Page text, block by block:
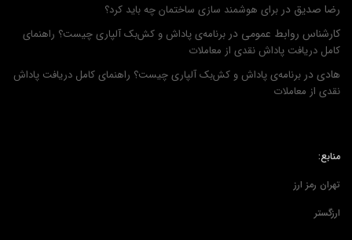
رضا صدیق در برای هوشمند سازی ساختمان چه باید کرد؟
کارشناس روابط عمومی در برنامه‌ی پاداش و کش‌بک آلپاری چیست؟ راهنمای
کامل دریافت پاداش نقدی از معاملات
هادی در برنامه‌ی پاداش و کش‌بک آلپاری چیست؟ راهنمای کامل دریافت پاداش
نقدی از معاملات
منابع:
تهران رمز ارز
ارزگستر